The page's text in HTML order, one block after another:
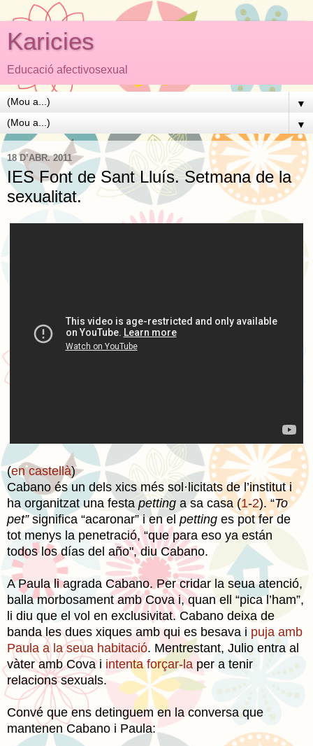
Karicies
Educació afectivosexual
▼
▼
18 D’ABR. 2011
IES Font de Sant Lluís. Setmana de la
sexualitat.
(en castellà)
Cabano és un dels xics més sol·licitats de l’institut i
ha organitzat una festa petting a sa casa (1-2). “To
pet” significa “acaronar” i en el petting es pot fer de
tot menys la penetració, “que para eso ya están
todos los días del año", diu Cabano.
A Paula li agrada Cabano. Per cridar la seua atenció,
balla morbosament amb Cova i, quan ell “pica l’ham”,
li diu que el vol en exclusivitat. Cabano deixa de
banda les dues xiques amb qui es besava i puja amb
Paula a la seua habitació. Mentrestant, Julio entra al
vàter amb Cova i intenta forçar-la per a tenir
relacions sexuals.
Convé que ens detinguem en la conversa que
mantenen Cabano i Paula: